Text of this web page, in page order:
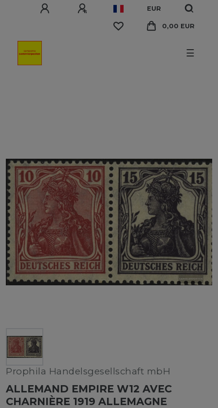
EUR
0,00 EUR
☰
Prophila Handelsgesellschaft mbH
ALLEMAND EMPIRE W12 AVEC
CHARNIÈRE 1919 ALLEMAGNE